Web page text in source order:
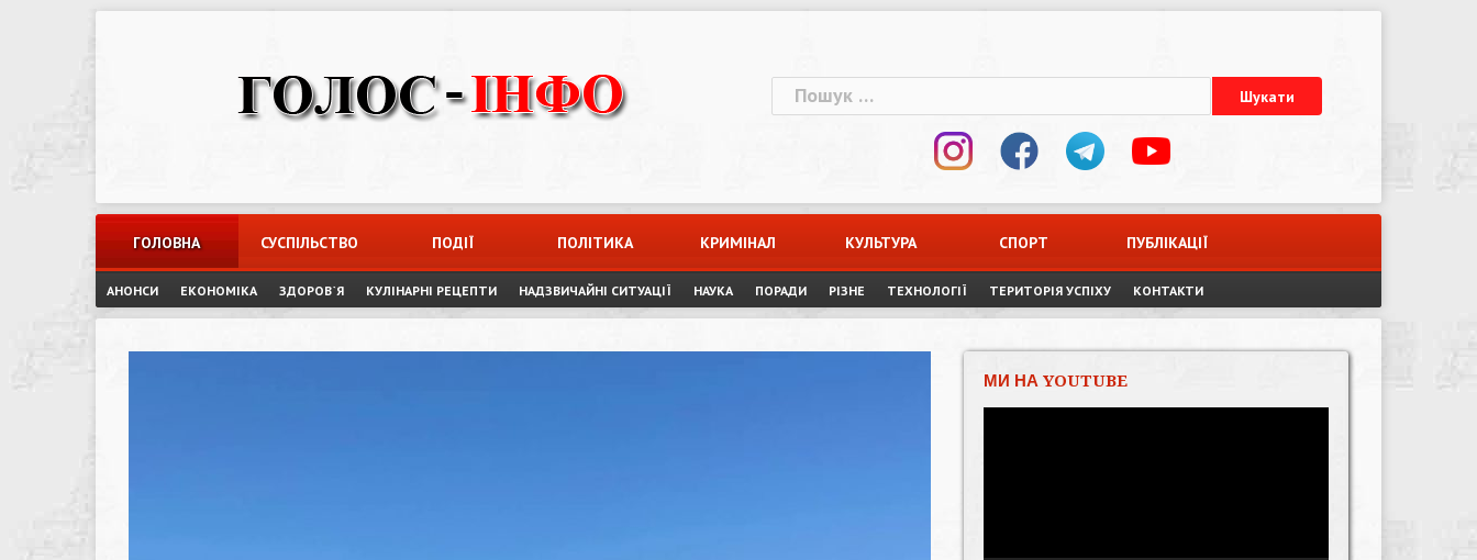
Пошук:
ГОЛОВНА СУСПІЛЬСТВО ПОДІЇ ПОЛІТИКА КРИМІНАЛ КУЛЬТУРА СПОРТ ПУБЛІКАЦІЇ
АНОНСИ ЕКОНОМІКА ЗДОРОВ`Я КУЛІНАРНІ РЕЦЕПТИ НАДЗВИЧАЙНІ СИТУАЦІЇ НАУКА ПОРАДИ РІЗНЕ ТЕХНОЛОГІЇ ТЕРИТОРІЯ УСПІХУ КОНТАКТИ
МИ НА YOUTUBE